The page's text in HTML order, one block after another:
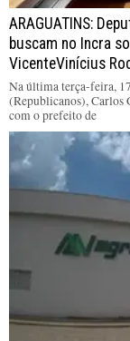
ARAGUATINS:
buscam no Incra
VicenteVinícius
Na última terça-feira,
(Republicanos),
com o prefeito de